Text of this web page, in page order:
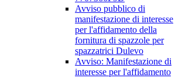
Avviso pubblico di
manifestazione di interesse
per l'affidamento della
fornitura di spazzole per
spazzatrici Dulevo
Avviso: Manifestazione di
interesse per l'affidamento